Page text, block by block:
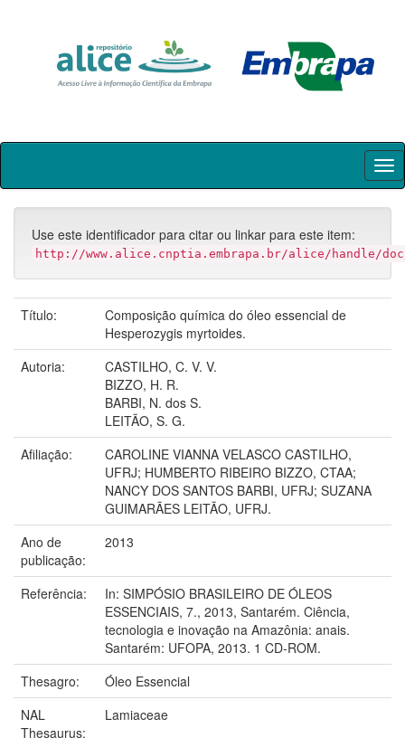
Skip
Use este identificador para citar ou linkar para este item:
http://www.alice.cnptia.embrapa.br/alice/handle/
Título:
Composição química do óleo essencial de
Hesperozygis myrtoides.
Autoria:
CASTILHO, C. V. V.
BIZZO, H. R.
BARBI, N. dos S.
LEITÃO, S. G.
Afiliação:
CAROLINE VIANNA VELASCO CASTILHO,
UFRJ; HUMBERTO RIBEIRO BIZZO, CTAA;
NANCY DOS SANTOS BARBI, UFRJ; SUZANA
GUIMARÃES LEITÃO, UFRJ.
Ano de
publicação:
2013
Referência:
In: SIMPÓSIO BRASILEIRO DE ÓLEOS
ESSENCIAIS, 7., 2013, Santarém. Ciência,
tecnologia e inovação na Amazônia: anais.
Santarém: UFOPA, 2013. 1 CD-ROM.
Thesagro:
Óleo Essencial
NAL
Thesaurus:
Lamiaceae